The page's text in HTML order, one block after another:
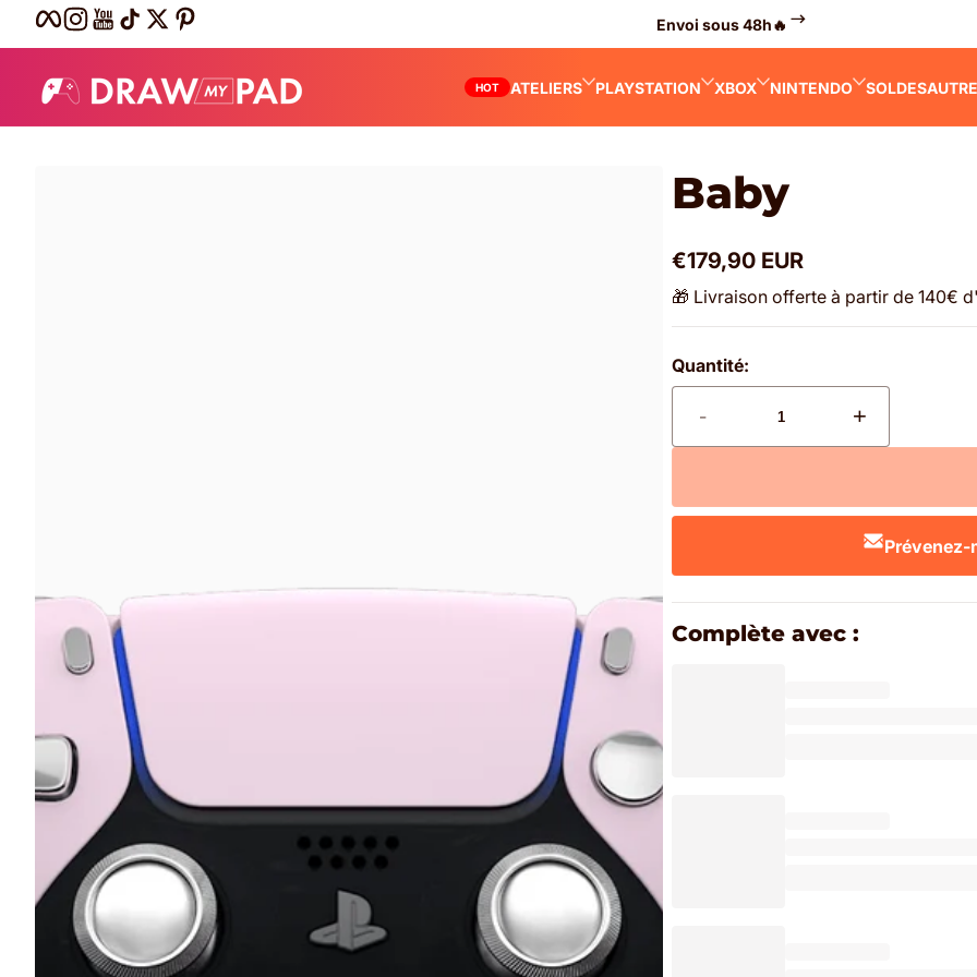
Passer au contenu Envoi sous 48h🔥
HOT ATELIERS PLAYSTATION XBOX NINTENDO SOLDES
Baby
Prix
normal
€179,90 EUR
🎁 Livraison offerte à partir de 140€
Quantité:
- +
Complète avec :